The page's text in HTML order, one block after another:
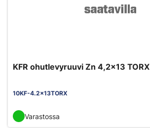
KFR ohutlevyruuvi Zn 4,2x13 TORX
10KF-4.2x13TORX
Varastossa